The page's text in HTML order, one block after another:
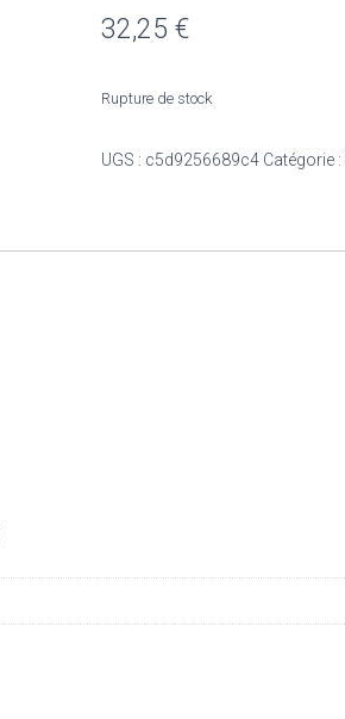
32,25 €
Rupture de stock
UGS : c5d9256689c4 Catégorie :